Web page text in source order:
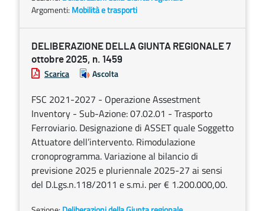
Argomenti: Mobilità e trasporti
DELIBERAZIONE DELLA GIUNTA REGIONALE 7
ottobre 2025, n. 1459
Scarica Ascolta
FSC 2021-2027 - Operazione Assestment
Inventory - Sub-Azione: 07.02.01 - Trasporto
Ferroviario. Designazione di ASSET quale Soggetto
Attuatore dell’intervento. Rimodulazione
cronoprogramma. Variazione al bilancio di
previsione 2025 e pluriennale 2025-27 ai sensi
del D.Lgs.n.118/2011 e s.m.i. per € 1.200.000,00.